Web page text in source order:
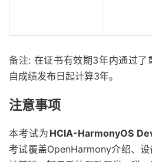
备注: 在证书有效期3年内通过了
自成绩发布日起计算3年。
注意事项
本考试为 HCIA-HarmonyOS
考试覆盖OpenHarmony介绍、